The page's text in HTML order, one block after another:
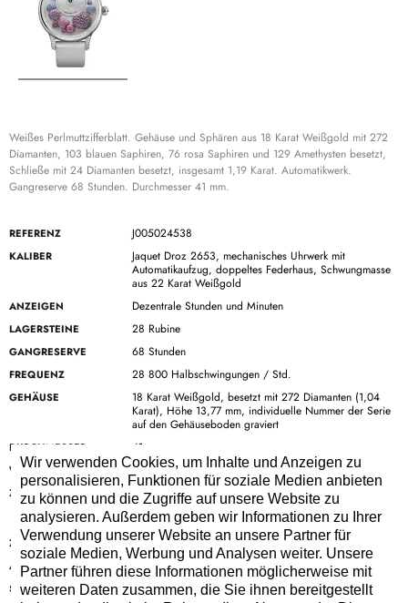
Wir verwenden Cookies, um Inhalte und Anzeigen zu
personalisieren, Funktionen für soziale Medien anbieten
zu können und die Zugriffe auf unsere Website zu
analysieren. Außerdem geben wir Informationen zu Ihrer
Verwendung unserer Website an unsere Partner für
soziale Medien, Werbung und Analysen weiter. Unsere
Partner führen diese Informationen möglicherweise mit
weiteren Daten zusammen, die Sie ihnen bereitgestellt
Weißes Perlmuttzifferblatt. Gehäuse und Sphären aus 18 Karat Weißgold mit 272
Diamanten, 103 blauen Saphiren, 76 rosa Saphiren und 129 Amethysten besetzt,
Schließe mit 24 Diamanten besetzt, insgesamt 1,19 Karat. Automatikwerk.
Gangreserve 68 Stunden. Durchmesser 41 mm.
REFERENZ J005024538
KALIBER
Jaquet Droz 2653, mechanisches Uhrwerk mit
Automatikaufzug, doppeltes Federhaus, Schwungmasse
aus 22 Karat Weißgold
ANZEIGEN Dezentrale Stunden und Minuten
LAGERSTEINE 28 Rubine
GANGRESERVE 68 Stunden
FREQUENZ 28 800 Halbschwingungen / Std.
GEHÄUSE
18 Karat Weißgold, besetzt mit 272 Diamanten (1,04
Karat), Höhe 13,77 mm, individuelle Nummer der Serie
auf den Gehäuseboden graviert
DURCHMESSER 41 mm
WASSERDICHTIGKEIT Bis 3 bar (30 Meter)
ZIFFERBLATT
Weißes Perlmutt, Sphären aus 18 Karat Weißgold, mit
103 blauen Saphiren, 76 rosa Saphiren und 129
Amethysten besetzt
ZEIGER Gebläuter Stahl
ARMBAND Graues, handrembordiertes Satin
SCHLIESSE
Dornschließe aus 18 Karat Weißgold, mit 24 Diamanten